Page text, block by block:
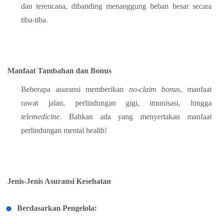
dan terencana, dibanding menanggung beban besar secara
tiba-tiba.
Manfaat Tambahan dan Bonus
Beberapa asuransi memberikan no-claim bonus, manfaat
rawat jalan, perlindungan gigi, imunisasi, hingga
telemedicine. Bahkan ada yang menyertakan manfaat
perlindungan mental health!
Jenis-Jenis Asuransi Kesehatan
Berdasarkan Pengelola: